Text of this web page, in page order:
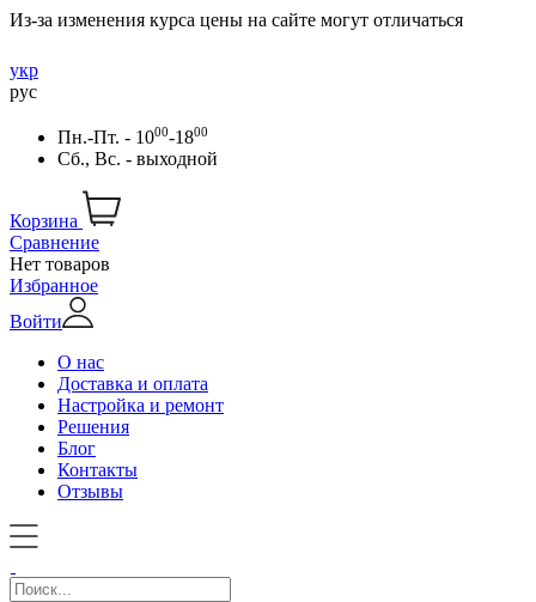
Из-за изменения курса цены на сайте могут отличаться
укр
рус
Пн.-Пт. - 1000-1800
Сб., Вс. - выходной
Корзина
Сравнение
Нет товаров
Избранное
Войти
О нас
Доставка и оплата
Настройка и ремонт
Решения
Блог
Контакты
Отзывы